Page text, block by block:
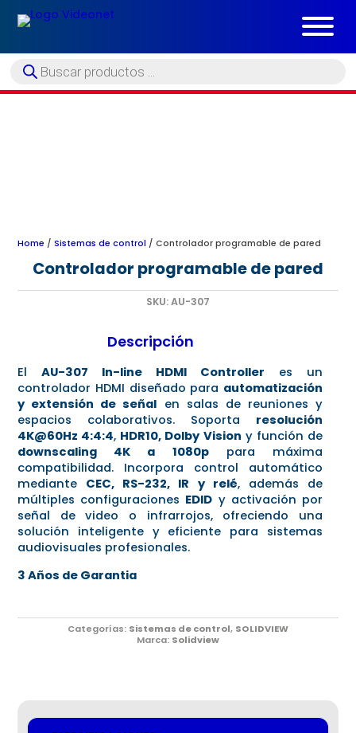
Búsqueda
de
Home /Sistemas de control / Controlador programable de pared
Controlador programable de pared
SKU:AU-307
Descripción
ElAU-307 In-line HDMI Controller es un
controlador HDMI diseñado para automatización
y extensión de señal en salas de reuniones y
espacios colaborativos. Soporta resolución
4K@60Hz 4:4:4, HDR10, Dolby Vision y función de
downscaling 4K a 1080ppara máxima
compatibilidad. Incorpora control automático
mediante CEC, RS-232, IR y relé, además de
múltiples configuraciones EDID y activación por
señal de video o infrarrojos, ofreciendo una
solución inteligente y eficiente para sistemas
audiovisuales profesionales.
3 Años de Garantia
Categorías: Sistemas de control, SOLIDVIEW
Marca: Solidview